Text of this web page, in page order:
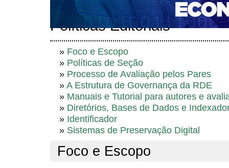
Capa Sobre a revista > Políticas Editoriais
Políticas Editoriais
» Foco e Escopo
» Políticas de Seção
» Processo de Avaliação pelos Pares
»A Estrutura de Governança da RDE
» Manuais e Tutorial para autores e
» Diretórios, Bases de Dados e
» Identificador
» Sistemas de Preservação Digital
Foco e Escopo